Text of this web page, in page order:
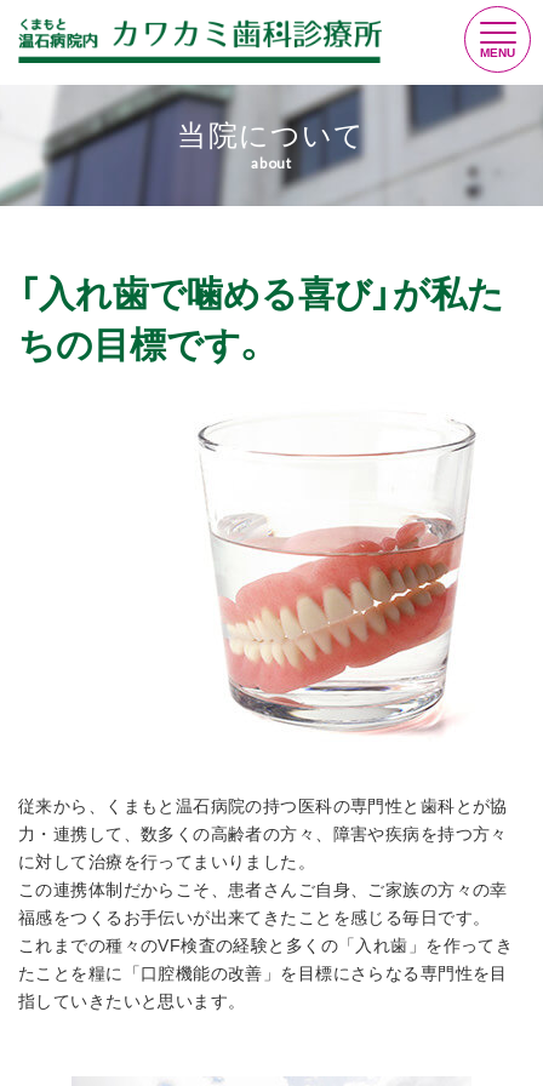
医師紹介
greeting
診療案内
お問い合わせ
contact
予約のお電話はこちらから
0964-46-4488（受付時間：9:30-19:00）
当院について
about
従来から、くまもと温石病院の持つ医科の専門性と歯科とが協
力・連携して、数多くの高齢者の方々、障害や疾病を持つ方々
に対して治療を行ってまいりました。
この連携体制だからこそ、患者さんご自身、ご家族の方々の幸
福感をつくるお手伝いが出来てきたことを感じる毎日です。
これまでの種々のVF検査の経験と多くの「入れ歯」を作ってき
たことを糧に「口腔機能の改善」を目標にさらなる専門性を目
指していきたいと思います。
「入れ歯で噛める喜び」が私た
ちの目標です。
MENU